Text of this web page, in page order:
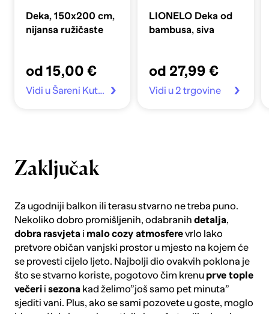
Deka, 150x200 cm,
nijansa ružičaste
od 15,00 €
Vidi u Šareni Kutak
LIONELO Deka od
bambusa, siva
od 27,99 €
Vidi u 2 trgovine
Zaključak
Za ugodniji balkon ili terasu stvarno ne treba puno.
Nekoliko dobro promišljenih, odabranih detalja,
dobra rasvjetai malocozy atmosferevrlo lako
pretvore običan vanjski prostor u mjesto na kojem će
se provesti cijelo ljeto. Najbolji dio ovakvih poklona je
što se stvarno koriste, pogotovo čim krenu prve tople
večerii sezonakad želimo”još samo pet minuta”
sjediti vani. Plus, ako se sami pozovete u goste, moglo